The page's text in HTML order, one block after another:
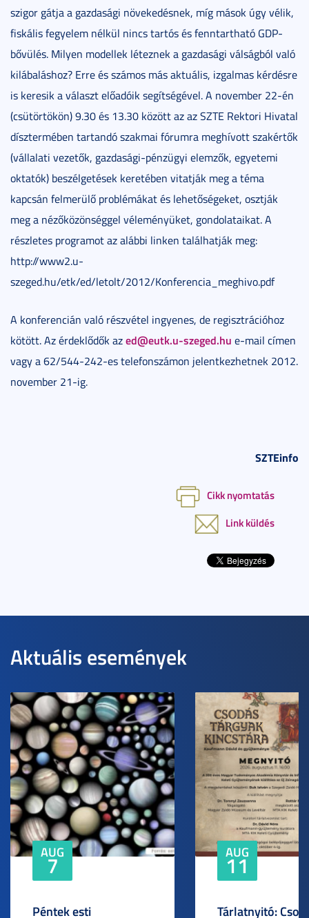
szigor gátja a gazdasági növekedésnek, míg mások úgy vélik,
fiskális fegyelem nélkül nincs tartós és fenntartható GDP-
bővülés. Milyen modellek léteznek a gazdasági válságból való
kilábaláshoz? Erre és számos más aktuális, izgalmas kérdésre
is keresik a választ előadóik segítségével. A november 22-én
(csütörtökön) 9.30 és 13.30 között az az SZTE Rektori Hivatal
dísztermében tartandó szakmai fórumra meghívott szakértők
(vállalati vezetők, gazdasági-pénzügyi elemzők, egyetemi
oktatók) beszélgetések keretében vitatják meg a téma
kapcsán felmerülő problémákat és lehetőségeket, osztják
meg a nézőközönséggel véleményüket, gondolataikat. A
részletes programot az alábbi linken találhatják meg:
http://www2.u-
szeged.hu/etk/ed/letolt/2012/Konferencia_meghivo.pdf
A konferencián való részvétel ingyenes, de regisztrációhoz
kötött. Az érdeklődők azed@eutk.u-szeged.hu e-mail címen
vagy a 62/544-242-es telefonszámon jelentkezhetnek 2012.
november 21-ig.
SZTEinfo
Cikk nyomtatás
Link küldés
Aktuális események
AUG
7
Péntek esti
AUG
11
Tárlatnyitó: